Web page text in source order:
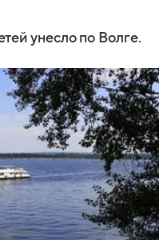
унесло по Волге.